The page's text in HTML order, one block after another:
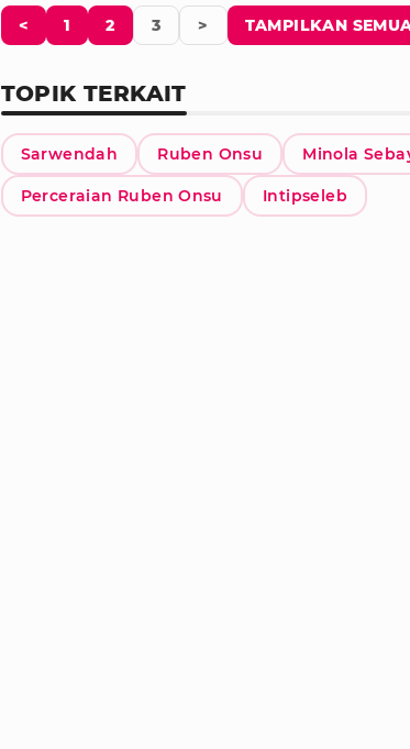
< 1 2 3 > TAMPILKAN
TOPIK TERKAIT
Sarwendah Ruben Onsu Minola
Perceraian Ruben Onsu Intipseleb